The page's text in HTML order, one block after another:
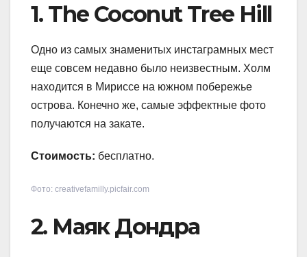
1. The Coconut Tree Hill
Одно из самых знаменитых инстаграмных мест
еще совсем недавно было неизвестным. Холм
находится в Мириссе на южном побережье
острова. Конечно же, самые эффектные фото
получаются на закате.
Стоимость: бесплатно.
Фото: creativefamilly.picfair.com
2. Маяк Дондра